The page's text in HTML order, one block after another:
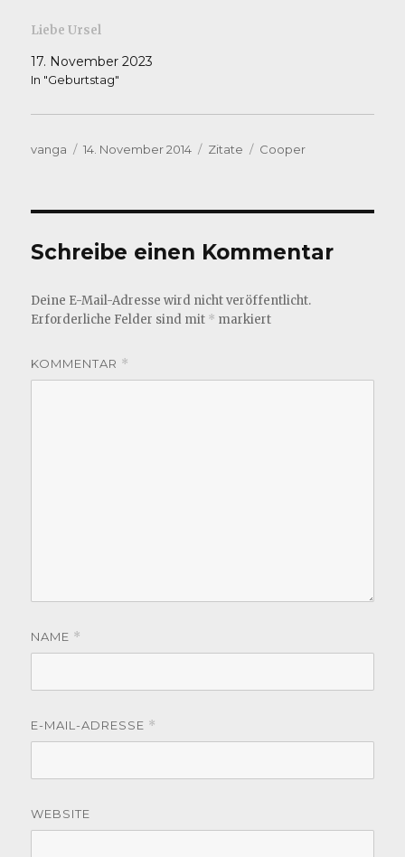
Liebe Ursel
17. November 2023
In "Geburtstag"
Autor
vanga
Veröffentlicht
14. November 2014 Kategorien
Zitate Schlagwörter
Cooper
Schreibe einen Kommentar
Deine E-Mail-Adresse wird nicht veröffentlicht.
Erforderliche Felder sind mit * markiert
KOMMENTAR *
NAME *
E-MAIL-ADRESSE *
WEBSITE